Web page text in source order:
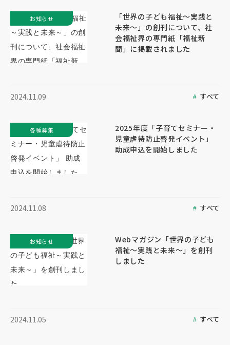
「世界の子ども福祉～実践と
未来～」の創刊について、社
会福祉界の専門紙「福祉新
聞」に掲載されました
2024.11.09 すべて
お知らせ
2025年度「子育てセミナー・
児童虐待防止啓発イベント」
助成申込を開始しました
2024.11.08 すべて
各種募集
Webマガジン「世界の子ども
福祉～実践と未来～」を創刊
しました
2024.11.05 すべて
お知らせ